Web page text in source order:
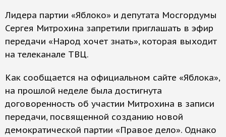
Лидера партии «Яблоко» и депутата Мосгордумы
Сергея Митрохина запретили приглашать в эфир
передачи «Народ хочет знать», которая выходит
на телеканале ТВЦ.
Как сообщается на официальном сайте «Яблока»,
на прошлой неделе была достигнута
договоренность об участии Митрохина в записи
передачи, посвященной созданию новой
демократической партии «Правое дело». Однако